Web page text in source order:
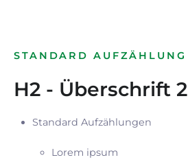
STANDARD AUFZÄHLUNG
H2 - Überschrift 2
Standard Aufzählungen
Lorem ipsum